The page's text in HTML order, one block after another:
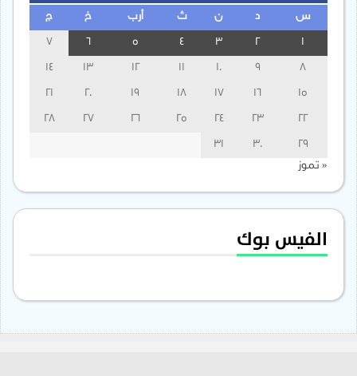
س ن ث أرب خ ج
3
13
14
15
16
17
18
19
20
21
22
23
24
25
26
27
28
29
30
31
« تموز
الفيس بوك